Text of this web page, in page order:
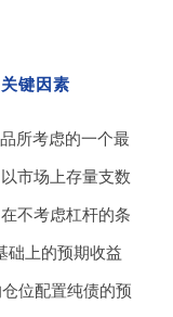
键因素
所考虑的一个最
市场上存量支数
不考虑杠杆的条
础上的预期收益
位配置纯债的预